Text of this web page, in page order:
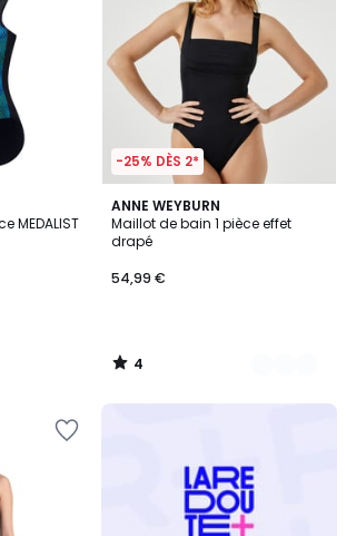
MEDALIST
-25% DÈS 2*
ANNE WEYBURN
Maillot de bain 1 pièce effet
drapé
54,99 €
4
/
5
2
Couleurs
4
/